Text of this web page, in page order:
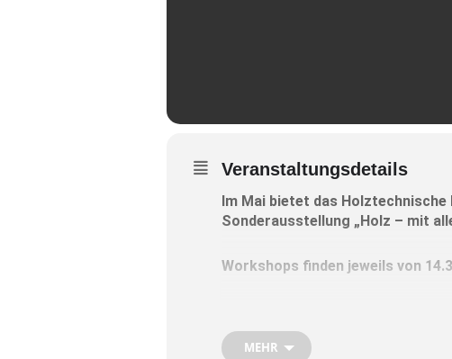
Veranstaltungsdetails
Im Mai bietet das
Sonderausstellung „Holz – mit
Workshops finden jeweils von
Hier basteln die Kinder mit Papier,
MEHR